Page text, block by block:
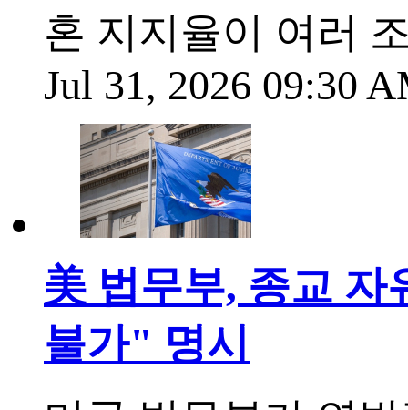
혼 지지율이 여러
Jul 31, 2026 09:30
美 법무부, 종교
불가" 명시